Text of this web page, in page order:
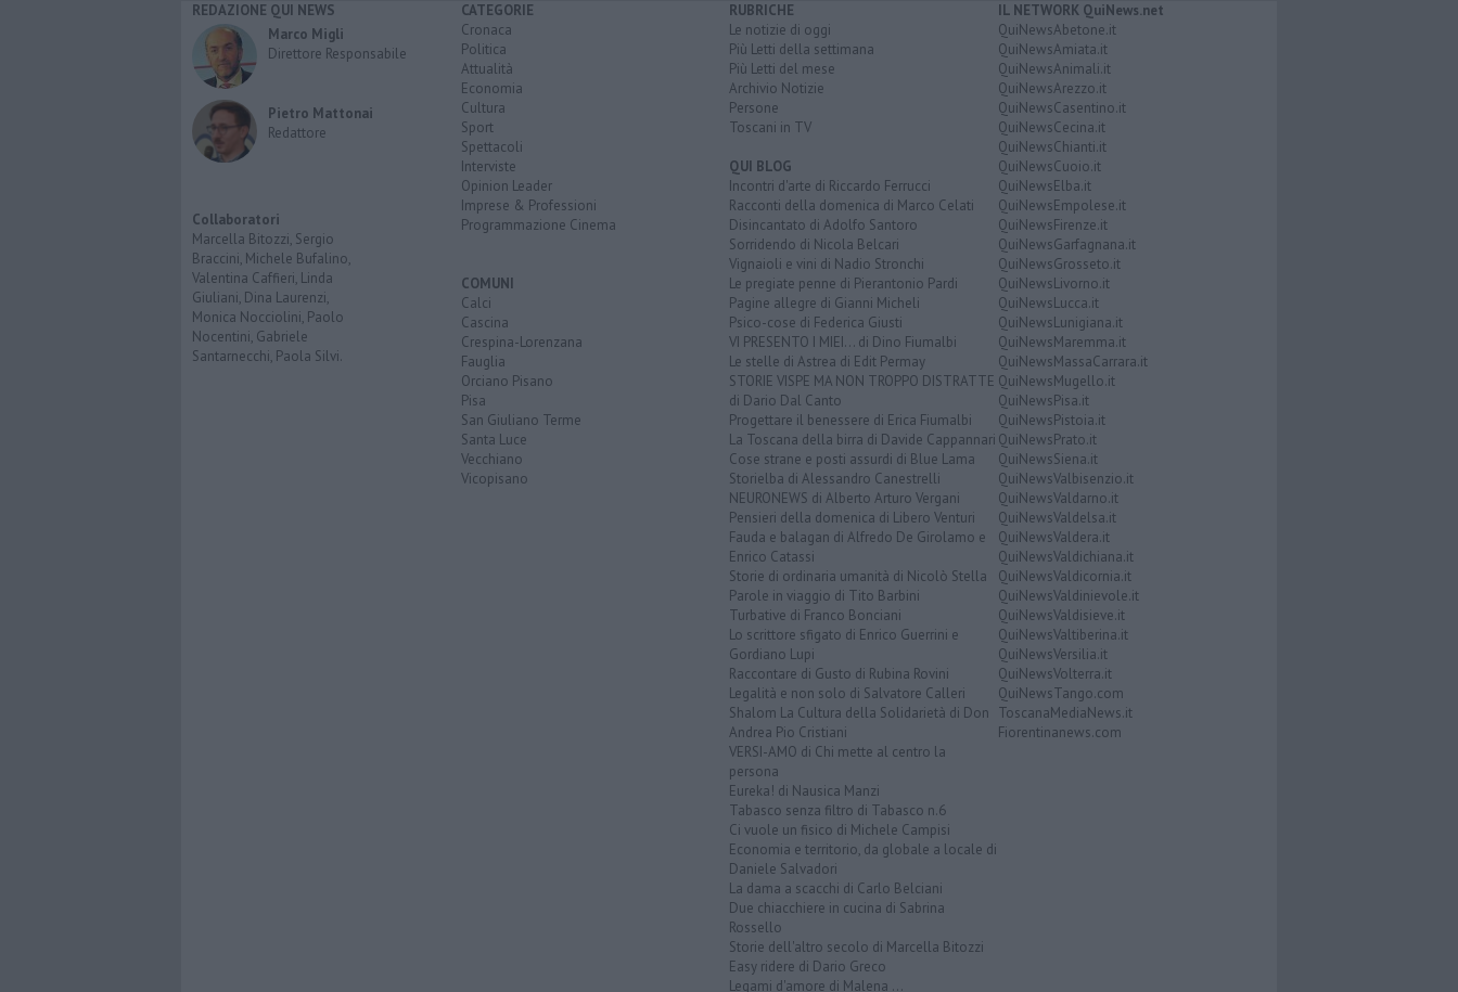
REDAZIONE QUI NEWS
Marco Migli
Direttore Responsabile
Pietro Mattonai
Redattore
Collaboratori
Marcella Bitozzi, Sergio
Braccini, Michele Bufalino,
Valentina Caffieri, Linda
Giuliani, Dina Laurenzi,
Monica Nocciolini, Paolo
Nocentini, Gabriele
Santarnecchi, Paola Silvi.
CATEGORIE
Cronaca
Politica
Attualità
Economia
Cultura
Sport
Spettacoli
Interviste
Opinion Leader
Imprese & Professioni
Programmazione Cinema
COMUNI
Calci
Cascina
Crespina-Lorenzana
Fauglia
Orciano Pisano
Pisa
San Giuliano Terme
Santa Luce
Vecchiano
Vicopisano
RUBRICHE
Le notizie di oggi
Più Letti della settimana
Più Letti del mese
Archivio Notizie
Persone
Toscani in TV
QUI BLOG
Incontri d'arte di Riccardo Ferrucci
Racconti della domenica di Marco Celati
Disincantato di Adolfo Santoro
Sorridendo di Nicola Belcari
Vignaioli e vini di Nadio Stronchi
Le pregiate penne di Pierantonio Pardi
Pagine allegre di Gianni Micheli
Psico-cose di Federica Giusti
VI PRESENTO I MIEI... di Dino Fiumalbi
Le stelle di Astrea di Edit Permay
STORIE VISPE MA NON TROPPO DISTRATTE
di Dario Dal Canto
Progettare il benessere di Erica Fiumalbi
La Toscana della birra di Davide Cappannari
Cose strane e posti assurdi di Blue Lama
Storielba di Alessandro Canestrelli
NEURONEWS di Alberto Arturo Vergani
Pensieri della domenica di Libero Venturi
Fauda e balagan di Alfredo De Girolamo e
Enrico Catassi
Storie di ordinaria umanità di Nicolò Stella
Parole in viaggio di Tito Barbini
Turbative di Franco Bonciani
Lo scrittore sfigato di Enrico Guerrini e
Gordiano Lupi
Raccontare di Gusto di Rubina Rovini
Legalità e non solo di Salvatore Calleri
Shalom La Cultura della Solidarietà di Don
Andrea Pio Cristiani
VERSI-AMO di Chi mette al centro la
persona
Eureka! di Nausica Manzi
Tabasco senza filtro di Tabasco n.6
Ci vuole un fisico di Michele Campisi
Economia e territorio, da globale a locale di
Daniele Salvadori
La dama a scacchi di Carlo Belciani
Due chiacchiere in cucina di Sabrina
Rossello
Storie dell'altro secolo di Marcella Bitozzi
Easy ridere di Dario Greco
Legami d'amore di Malena ...
IL NETWORK QuiNews.net
QuiNewsAbetone.it
QuiNewsAmiata.it
QuiNewsAnimali.it
QuiNewsArezzo.it
QuiNewsCasentino.it
QuiNewsCecina.it
QuiNewsChianti.it
QuiNewsCuoio.it
QuiNewsElba.it
QuiNewsEmpolese.it
QuiNewsFirenze.it
QuiNewsGarfagnana.it
QuiNewsGrosseto.it
QuiNewsLivorno.it
QuiNewsLucca.it
QuiNewsLunigiana.it
QuiNewsMaremma.it
QuiNewsMassaCarrara.it
QuiNewsMugello.it
QuiNewsPisa.it
QuiNewsPistoia.it
QuiNewsPrato.it
QuiNewsSiena.it
QuiNewsValbisenzio.it
QuiNewsValdarno.it
QuiNewsValdelsa.it
QuiNewsValdera.it
QuiNewsValdichiana.it
QuiNewsValdicornia.it
QuiNewsValdinievole.it
QuiNewsValdisieve.it
QuiNewsValtiberina.it
QuiNewsVersilia.it
QuiNewsVolterra.it
QuiNewsTango.com
ToscanaMediaNews.it
Fiorentinanews.com